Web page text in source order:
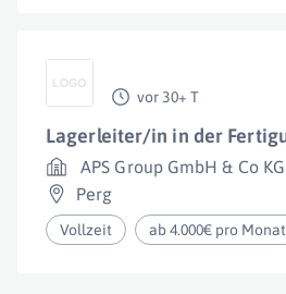
vor 30+ T
Lagerleiter/in in der
APS Group GmbH & Co KG
Perg
Vollzeit ab 4.000€ pro Monat